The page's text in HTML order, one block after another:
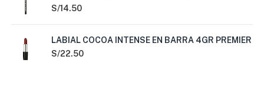
S/14.50
LABIAL COCOA INTENSE EN BARRA 4GR PREMIER
S/22.50